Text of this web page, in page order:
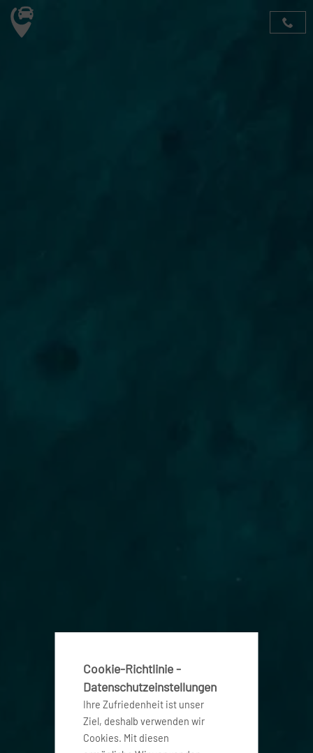
Cookie-Richtlinie -
Datenschutzeinstellungen
Ihre Zufriedenheit ist unser
Ziel, deshalb verwenden wir
Cookies. Mit diesen